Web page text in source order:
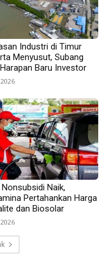
Industri di Timur
Menyusut, Subang
Baru Investor
Nonsubsidi Naik,
Pertahankan Harga
dan Biosolar